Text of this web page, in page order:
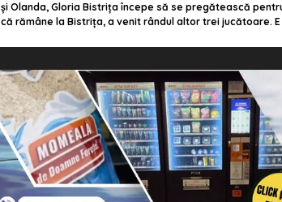
şi Olanda, Gloria Bistrița începe să se pregătească
că rămâne la Bistrița, a venit rândul altor trei jucătoare.